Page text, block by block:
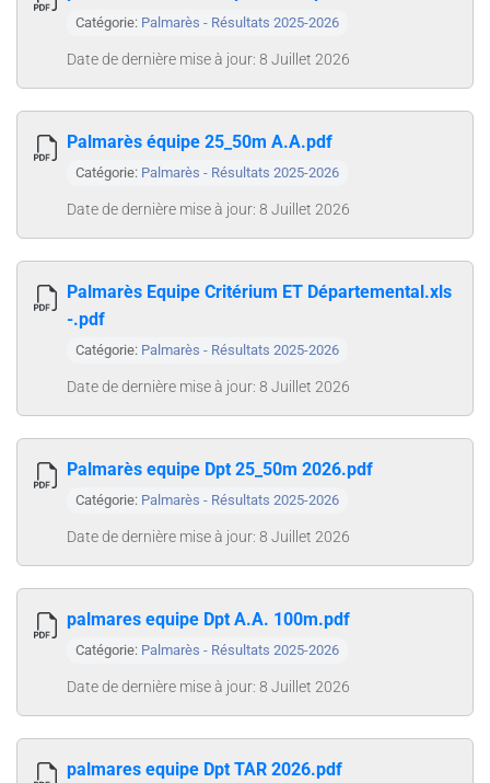
Catégorie: Palmarès - Résultats 2025-2026
Date de dernière mise à jour: 8 Juillet 2026
Palmarès équipe 25_50m A.A.pdf
Catégorie: Palmarès - Résultats 2025-2026
Date de dernière mise à jour: 8 Juillet 2026
Palmarès Equipe Critérium ET Départemental.xls
-.pdf
Catégorie: Palmarès - Résultats 2025-2026
Date de dernière mise à jour: 8 Juillet 2026
Palmarès equipe Dpt 25_50m 2026.pdf
Catégorie: Palmarès - Résultats 2025-2026
Date de dernière mise à jour: 8 Juillet 2026
palmares equipe Dpt A.A. 100m.pdf
Catégorie: Palmarès - Résultats 2025-2026
Date de dernière mise à jour: 8 Juillet 2026
palmares equipe Dpt TAR 2026.pdf